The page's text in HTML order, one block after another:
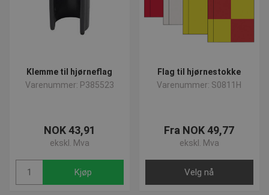
Klemme til hjørneflag
Varenummer: P385523
NOK 43,91
ekskl. Mva
Kjøp
Flag til hjørnestokke
Varenummer: S0811H
Fra NOK 49,77
ekskl. Mva
Velg nå